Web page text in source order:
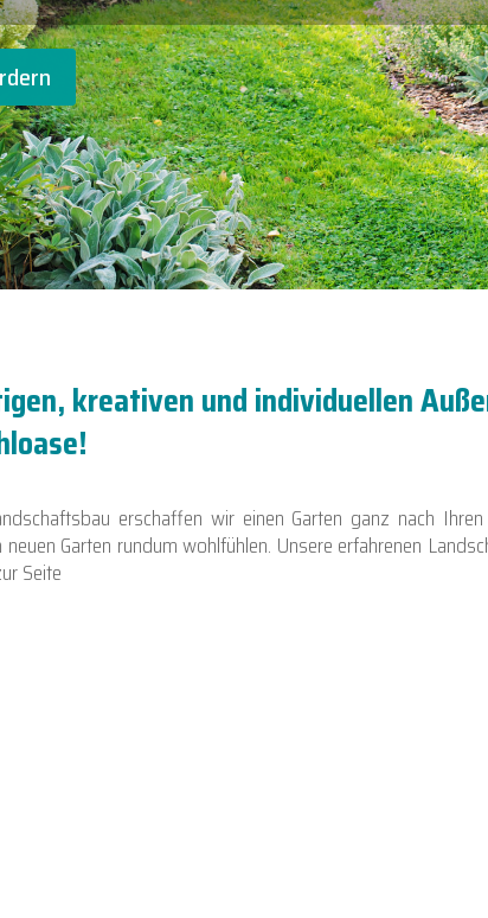
kreativen und individuellen
erschaffen wir einen Garten ganz nach
Garten rundum wohlfühlen. Unsere erfahrenen
Seite